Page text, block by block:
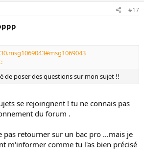
#17
de poser des questions sur mon sujet !!
se rejoingnent ! tu ne connais pas
du forum .
pas retourner sur un bac pro ...mais je
m'informer comme tu l'as bien précisé